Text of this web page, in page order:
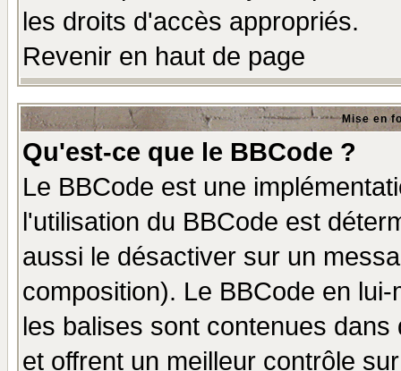
les droits d'accès appropriés.
Revenir en haut de page
Mise en
Qu'est-ce que le BBCode ?
Le BBCode est une
l'utilisation du BBCode est
aussi le désactiver sur un
composition). Le BBCode en
les balises sont contenues
et offrent un meilleur contrôle